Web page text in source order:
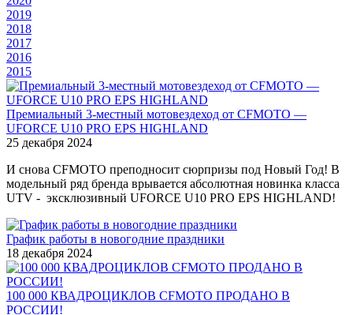
2019
2018
2017
2016
2015
Премиальный 3-местный мотовездеход от CFMOTO —
UFORCE U10 PRO EPS HIGHLAND
25 декабря 2024
И снова CFMOTO преподносит сюрпризы под Новый Год! В
модельный ряд бренда врывается абсолютная новинка класса
UTV - эксклюзивный UFORCE U10 PRO EPS HIGHLAND!
График работы в новогодние праздники
18 декабря 2024
100 000 КВАДРОЦИКЛОВ CFMOTO ПРОДАНО В
РОССИИ!